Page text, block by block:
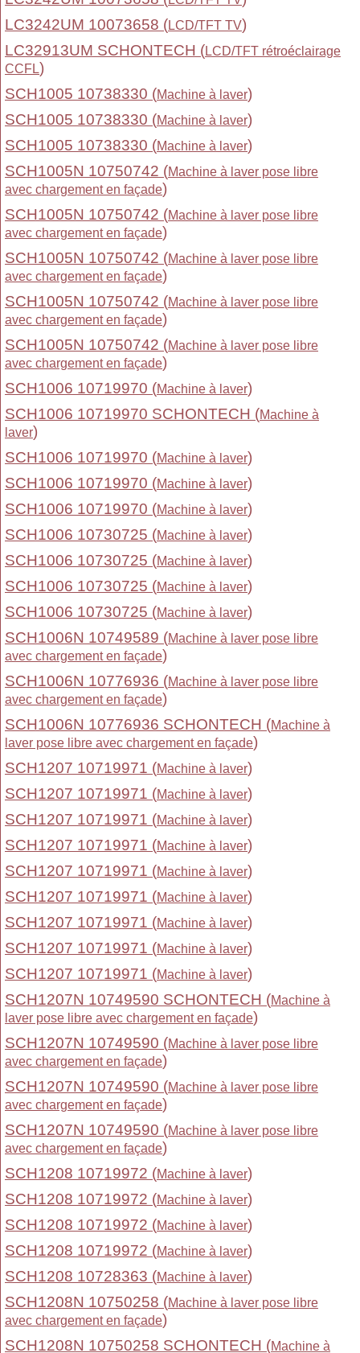
LC3242UM 10073658 (LCD/TFT TV)
LC32913UM SCHONTECH (LCD/TFT rétroéclairage
CCFL)
SCH1005 10738330 (Machine à laver)
SCH1005 10738330 (Machine à laver)
SCH1005 10738330 (Machine à laver)
SCH1005N 10750742 (Machine à laver pose libre
avec chargement en façade)
SCH1005N 10750742 (Machine à laver pose libre
avec chargement en façade)
SCH1005N 10750742 (Machine à laver pose libre
avec chargement en façade)
SCH1005N 10750742 (Machine à laver pose libre
avec chargement en façade)
SCH1005N 10750742 (Machine à laver pose libre
avec chargement en façade)
SCH1006 10719970 (Machine à laver)
SCH1006 10719970 SCHONTECH (Machine à
laver)
SCH1006 10719970 (Machine à laver)
SCH1006 10719970 (Machine à laver)
SCH1006 10719970 (Machine à laver)
SCH1006 10730725 (Machine à laver)
SCH1006 10730725 (Machine à laver)
SCH1006 10730725 (Machine à laver)
SCH1006 10730725 (Machine à laver)
SCH1006N 10749589 (Machine à laver pose libre
avec chargement en façade)
SCH1006N 10776936 (Machine à laver pose libre
avec chargement en façade)
SCH1006N 10776936 SCHONTECH (Machine à
laver pose libre avec chargement en façade)
SCH1207 10719971 (Machine à laver)
SCH1207 10719971 (Machine à laver)
SCH1207 10719971 (Machine à laver)
SCH1207 10719971 (Machine à laver)
SCH1207 10719971 (Machine à laver)
SCH1207 10719971 (Machine à laver)
SCH1207 10719971 (Machine à laver)
SCH1207 10719971 (Machine à laver)
SCH1207 10719971 (Machine à laver)
SCH1207N 10749590 SCHONTECH (Machine à
laver pose libre avec chargement en façade)
SCH1207N 10749590 (Machine à laver pose libre
avec chargement en façade)
SCH1207N 10749590 (Machine à laver pose libre
avec chargement en façade)
SCH1207N 10749590 (Machine à laver pose libre
avec chargement en façade)
SCH1208 10719972 (Machine à laver)
SCH1208 10719972 (Machine à laver)
SCH1208 10719972 (Machine à laver)
SCH1208 10719972 (Machine à laver)
SCH1208 10728363 (Machine à laver)
SCH1208N 10750258 (Machine à laver pose libre
avec chargement en façade)
SCH1208N 10750258 SCHONTECH (Machine à